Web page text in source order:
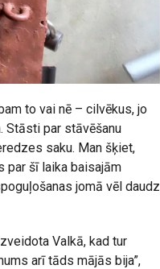
to vai nē – cilvēkus, jo
Stāsti par stāvēšanu
saku. Man šķiet,
par šī laika baisajām
jomā vēl daudz
Valkā, kad tur
arī tāds mājās bija”,